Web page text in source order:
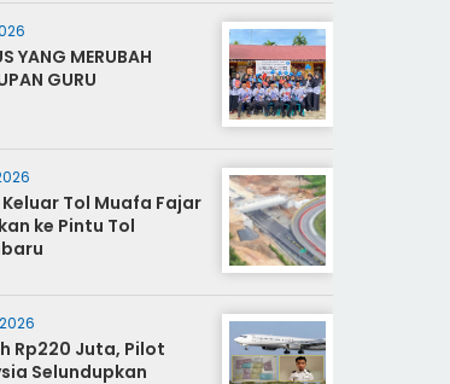
YANG MERUBAH
GURU
Tol Muafa Fajar
Tol
Rp220 Juta, Pilot
Selundupkan